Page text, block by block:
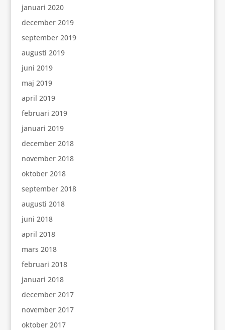
januari 2020
december 2019
september 2019
augusti 2019
juni 2019
maj 2019
april 2019
februari 2019
januari 2019
december 2018
november 2018
oktober 2018
september 2018
augusti 2018
juni 2018
april 2018
mars 2018
februari 2018
januari 2018
december 2017
november 2017
oktober 2017